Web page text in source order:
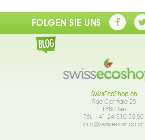
FOLGEN SIE UNS
SwissEcoShop.ch
Rue Centrale 25
1880 Bex
Tél. +41 24 510 50 50
info@swissecoshop.ch